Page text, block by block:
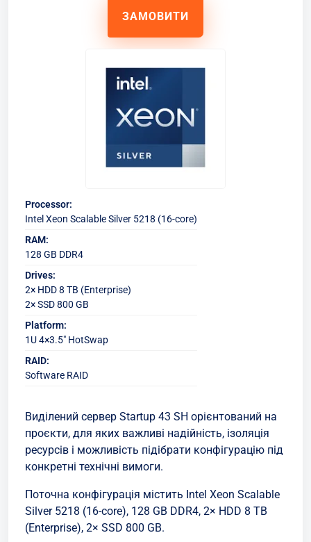
ЗАМОВИТИ
Processor:
Intel Xeon Scalable Silver 5218 (16-core)
RAM:
128 GB DDR4
Drives:
2× HDD 8 TB (Enterprise)
2× SSD 800 GB
Platform:
1U 4×3.5" HotSwap
RAID:
Software RAID
Виділений сервер Startup 43 SH орієнтований на
проєкти, для яких важливі надійність, ізоляція
ресурсів і можливість підібрати конфігурацію під
конкретні технічні вимоги.
Поточна конфігурація містить Intel Xeon Scalable
Silver 5218 (16-core), 128 GB DDR4, 2× HDD 8 TB
(Enterprise), 2× SSD 800 GB.